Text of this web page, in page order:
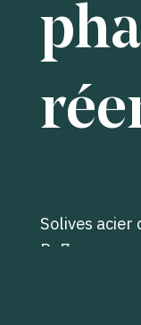
Solives acier
R+7